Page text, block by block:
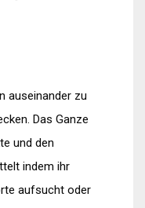
auseinander zu
Das Ganze
und den
indem ihr
aufsucht oder